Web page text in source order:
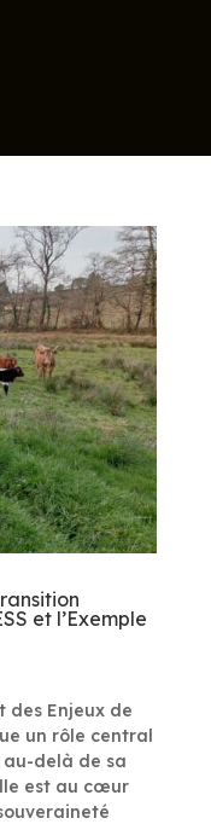
et l’Exemple
des Enjeux de
un rôle central
delà de sa
est au cœur